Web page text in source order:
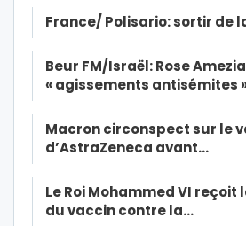
France/ Polisario: sortir de
Beur FM/Israël: Rose
« agissements antisémites
Macron circonspect sur le
d’AstraZeneca avant…
Le Roi Mohammed VI
du vaccin contre la…